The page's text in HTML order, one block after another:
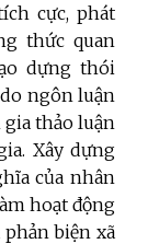
cực, phát
thức quan
dựng thói
ngôn luận
gia thảo luận
Xây dựng
của nhân
hoạt động
biện xã